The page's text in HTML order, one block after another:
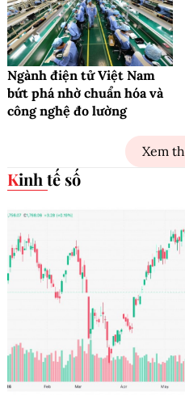
Ngành điện tử Việt Nam
bứt phá nhờ chuẩn hóa và
công nghệ đo lường
Xem
Kinh tế số